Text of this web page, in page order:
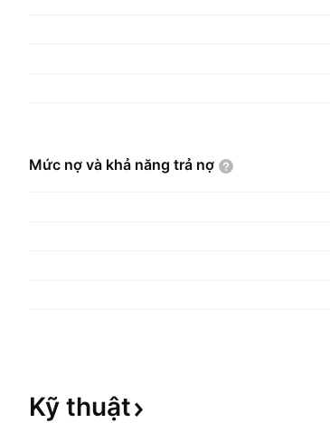
Mức nợ và khả năng trả nợ
Kỹ thuật